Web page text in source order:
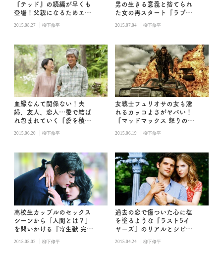
『テッド』の続編が早くも
登場！父親になるためエロ
熊テッドがまたもや暴れま
2015.08.27 | 柳下修平
男の生きる意義と捨てられ
た女の再スタート『ラブ＆
2015.07.04 | 柳下修平
血縁なんて関係ない！夫
婦、友人、恋人…愛で結ば
れ包まれていく『愛を積む
2015.06.20 | 柳下修平
女戦士フュリオサの女も濡
れるカッコよさがヤバい！
『マッドマックス 怒りのデ
スロード』
2015.06.19 | 柳下修平
高校生カップルのセックス
シーンから「人間とは？」
を問いかける『寄生獣 完結
編』の魅力
2015.05.02 | 柳下修平
過去の恋で傷ついた心に塩
を塗るような『ラスト5イ
ヤーズ』のリアルとシビア
2015.04.24 | 柳下修平